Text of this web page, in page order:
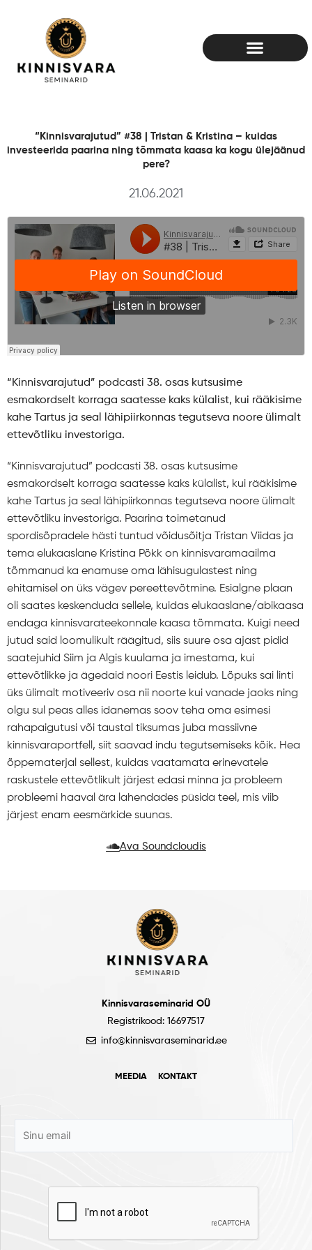
“Kinnisvarajutud” #38 | Tristan & Kristina – kuidas
investeerida paarina ning tõmmata kaasa ka kogu ülejäänud
pere?
21.06.2021
“Kinnisvarajutud” podcasti 38. osas kutsusime
esmakordselt korraga saatesse kaks külalist, kui rääkisime
kahe Tartus ja seal lähipiirkonnas tegutseva noore ülimalt
ettevõtliku investoriga.
“Kinnisvarajutud” podcasti 38. osas kutsusime
esmakordselt korraga saatesse kaks külalist, kui rääkisime
kahe Tartus ja seal lähipiirkonnas tegutseva noore ülimalt
ettevõtliku investoriga. Paarina toimetanud
spordisõpradele hästi tuntud võidusõitja Tristan Viidas ja
tema elukaaslane Kristina Põkk on kinnisvaramaailma
tõmmanud ka enamuse oma lähisugulastest ning
ehitamisel on üks vägev pereettevõtmine. Esialgne plaan
oli saates keskenduda sellele, kuidas elukaaslane/abikaasa
endaga kinnisvarateekonnale kaasa tõmmata. Kuigi need
jutud said loomulikult räägitud, siis suure osa ajast pidid
saatejuhid Siim ja Algis kuulama ja imestama, kui
ettevõtlikke ja ägedaid noori Eestis leidub. Lõpuks sai linti
üks ülimalt motiveeriv osa nii noorte kui vanade jaoks ning
olgu sul peas alles idanemas soov teha oma esimesi
rahapaigutusi või taustal tiksumas juba massiivne
kinnisvaraportfell, siit saavad indu tegutsemiseks kõik. Hea
õppematerjal sellest, kuidas vaatamata erinevatele
raskustele ettevõtlikult järjest edasi minna ja probleem
probleemi haaval ära lahendades püsida teel, mis viib
järjest enam eesmärkide suunas.
Ava Soundcloudis
Kinnisvaraseminarid OÜ
Registrikood: 16697517
info@kinnisvaraseminarid.ee
MEEDIA KONTAKT